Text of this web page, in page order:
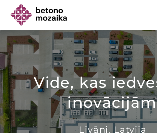
Vide, kas
inovācijām
Līvāni, Latvija